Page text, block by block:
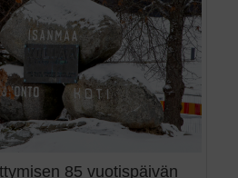
85 vuotispäivän